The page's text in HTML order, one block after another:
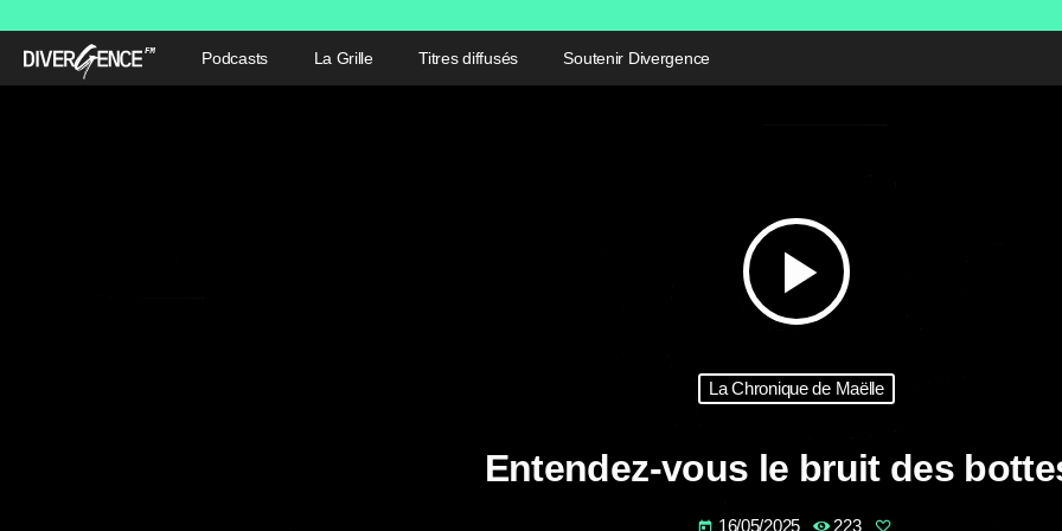
Podcasts La Grille Titres diffusés Soutenir Divergence
play_arrow
La Chronique de Maëlle
Entendez-vous le bruit des
today 16/05/2025 223